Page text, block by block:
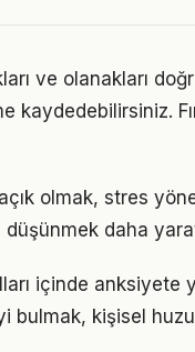
ve olanakları
kaydedebilirsiniz.
olmak, stres
daha
içinde anksiyete
bulmak, kişisel